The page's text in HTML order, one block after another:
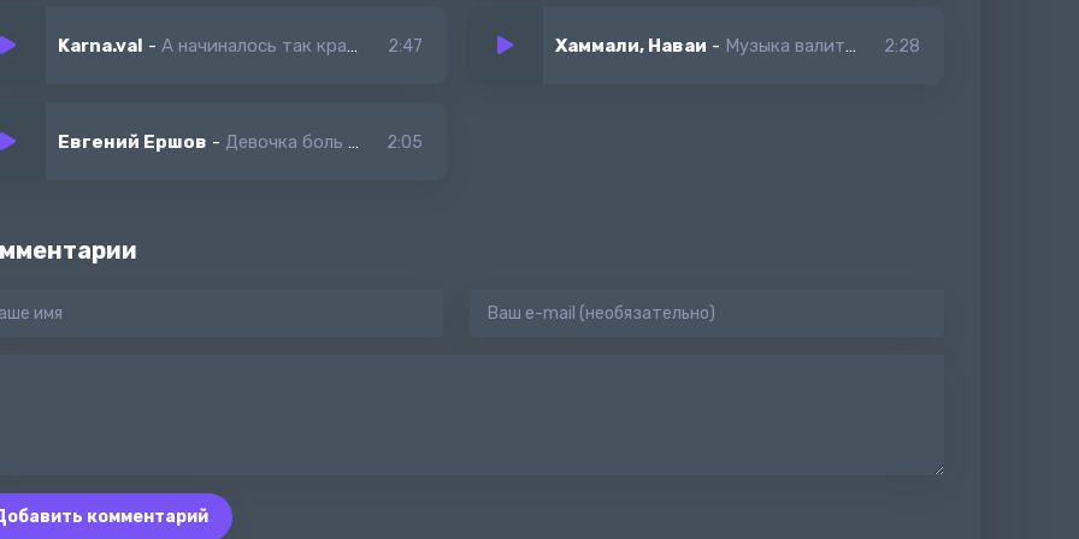
Karna.val - А начиналось так красиво 2:47 Хаммали, Наваи - Музыка валит так сияй мы едем тусить так красиво 2:28
Евгений Ершов - Девочка боль нах. твою любовь 2:05
комментарий